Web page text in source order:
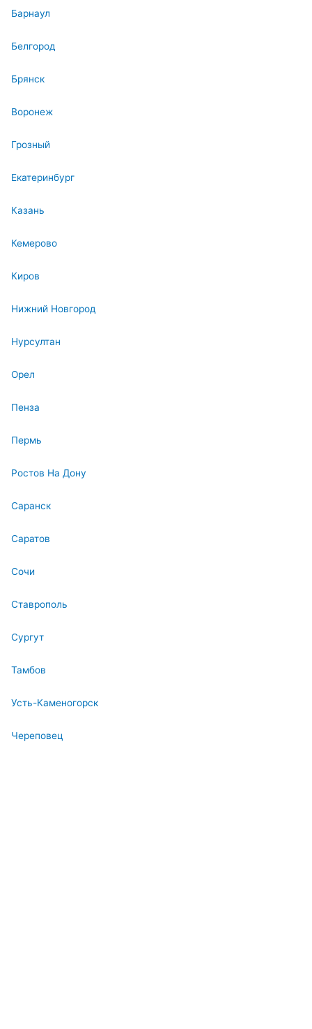
Барнаул
Белгород
Брянск
Воронеж
Грозный
Екатеринбург
Казань
Кемерово
Киров
Нижний Новгород
Нурсултан
Орел
Пенза
Пермь
Ростов На Дону
Саранск
Саратов
Сочи
Ставрополь
Сургут
Тамбов
Усть-Каменогорск
Череповец